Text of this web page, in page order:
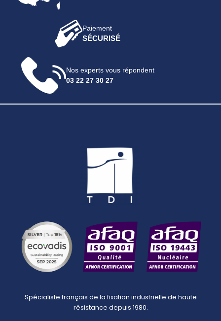
Paiement
SÉCURISÉ
Nos experts vous répondent
03 22 27 30 27
Spécialiste français de la fixation industrielle de haute
résistance depuis 1980.